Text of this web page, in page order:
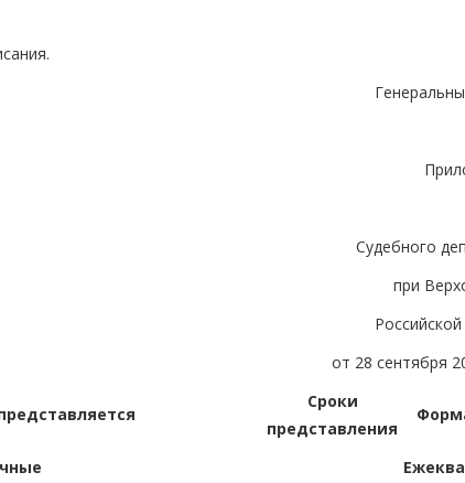
Судебного
при
от 28 сентября
Сроки
представления